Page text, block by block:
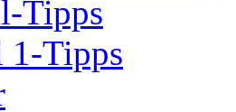
Tipps
1-Tipps